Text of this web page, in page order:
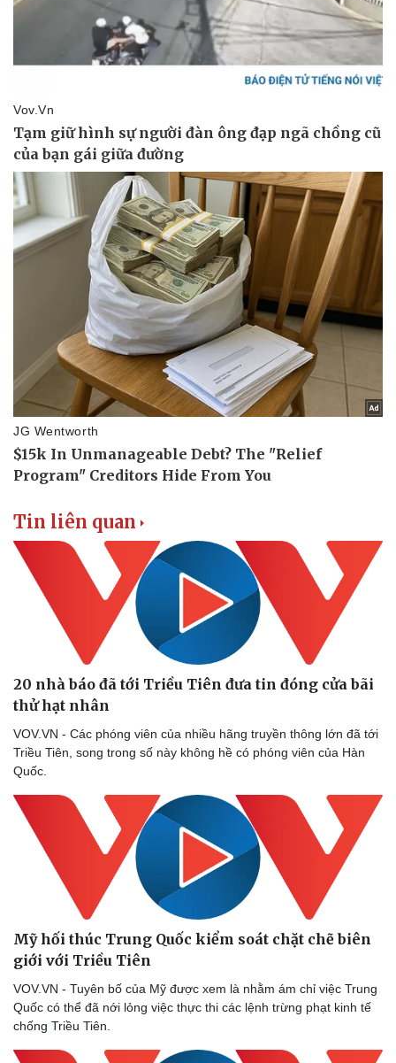
Tin liên quan
20 nhà báo đã tới Triều Tiên đưa tin đóng cửa bãi
thử hạt nhân
VOV.VN - Các phóng viên của nhiều hãng truyền thông lớn đã tới
Triều Tiên, song trong số này không hề có phóng viên của Hàn
Quốc.
Mỹ hối thúc Trung Quốc kiểm soát chặt chẽ biên
giới với Triều Tiên
VOV.VN - Tuyên bố của Mỹ được xem là nhằm ám chỉ việc Trung
Quốc có thể đã nới lỏng việc thực thi các lệnh trừng phạt kinh tế
chống Triều Tiên.